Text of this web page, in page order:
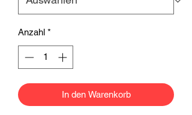
Anzahl *
In den Warenkorb